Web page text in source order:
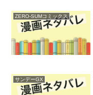
ZERO-SUMコミックス
サンデーGX